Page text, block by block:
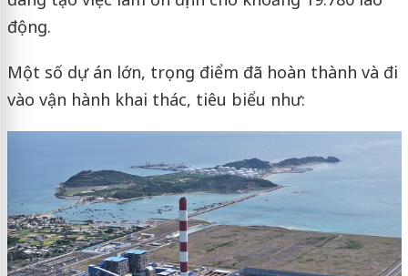
động.
Một số dự án lớn, trọng điểm đã hoàn thành và đi
vào vận hành khai thác, tiêu biểu như: